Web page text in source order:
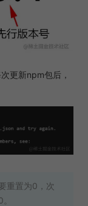
更新npm包后，
重置为0，次